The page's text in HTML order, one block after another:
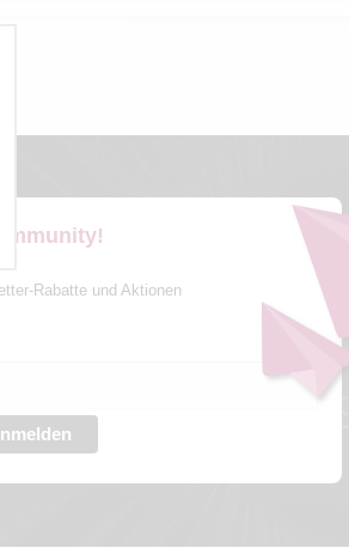
Rabatte und Aktionen